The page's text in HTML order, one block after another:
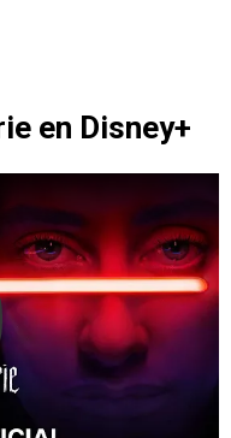
en Disney+